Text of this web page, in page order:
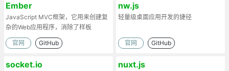
Ember
JavaScript MVC框架，它用来创建复
杂的Web应用程序，消除了样板
官网 GitHub
nw.js
轻量级桌面应用开发的捷径
官网 GitHub
socket.io nuxt.js